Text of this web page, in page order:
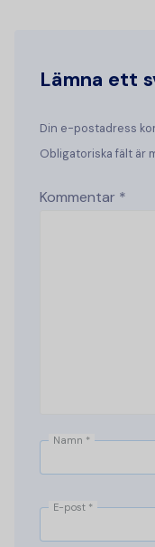
Lämna ett
Din e-postadress
Obligatoriska fält är
Kommentar *
Namn *
E-post *